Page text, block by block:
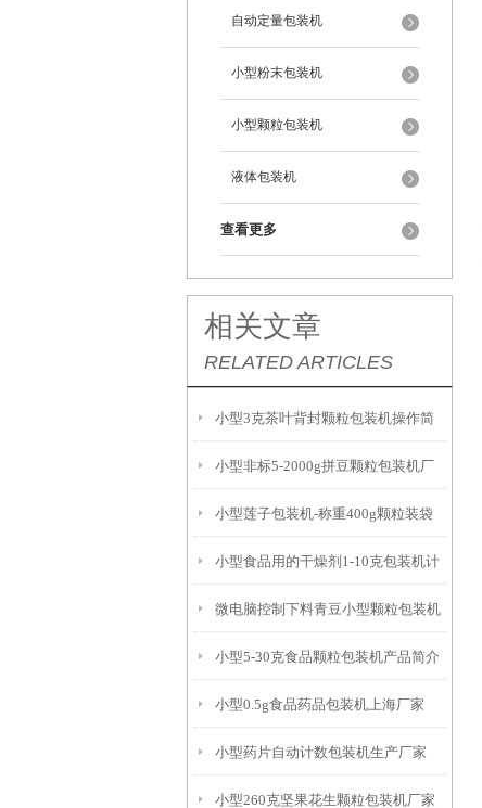
自动定量包装机
小型粉末包装机
小型颗粒包装机
液体包装机
查看更多
相关文章
RELATED ARTICLES
小型3克茶叶背封颗粒包装机操作简
单
小型非标5-2000g拼豆颗粒包装机厂
家
小型莲子包装机-称重400g颗粒装袋
机
小型食品用的干燥剂1-10克包装机计
量精准
微电脑控制下料青豆小型颗粒包装机
厂家
小型5-30克食品颗粒包装机产品简介
小型0.5g食品药品包装机上海厂家
小型药片自动计数包装机生产厂家
小型260克坚果花生颗粒包装机厂家